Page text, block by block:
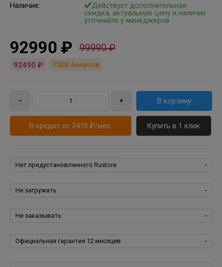
Наличие:
Действует дополнительная
скидка, актуальную цену и наличие
уточняйте у менеджеров
92990 ₽ 99990 ₽
1500 бонусов
92490 ₽
В кредит от 3410 ₽/мес. Купить в 1 клик
Rustore:
Пакеты программ для iPhone, iPad, iPod, iOS:
Программное обеспечение для iOS:
Гарантия: